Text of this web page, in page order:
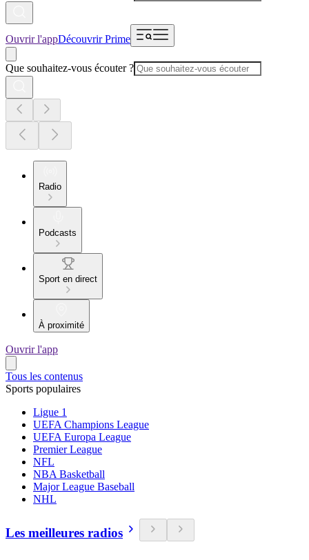
Ouvrir l'appDécouvrir Prime
Que souhaitez-vous écouter ?
Radio
Podcasts
Sport en direct
À proximité
Ouvrir l'app
Tous les contenus
Sports populaires
Ligue 1
UEFA Champions League
UEFA Europa League
Premier League
NFL
NBA Basketball
Major League Baseball
NHL
Les meilleures radios